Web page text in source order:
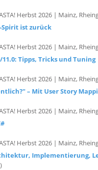
Herbst 2026 | Mainz,
Spirit ist zurück
Herbst 2026 | Mainz,
Tipps, Tricks und Tuning
Herbst 2026 | Mainz,
– Mit User Story
Herbst 2026 | Mainz,
Herbst 2026 | Mainz,
Implementierung,